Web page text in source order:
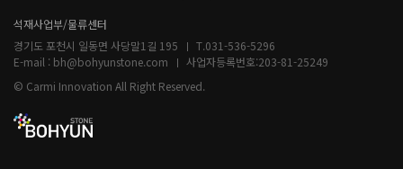
석재사업부/물류센터
경기도 포천시 일동면 사당말1길 195
T.031-536-5296
E-mail : bh@bohyunstone.com 사업자등록번호:203-81-25249
© Carmi Innovation All Right Reserved.